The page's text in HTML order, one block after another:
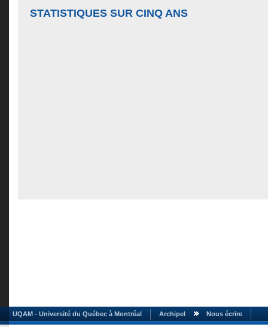
STATISTIQUES SUR CINQ ANS
UQAM - Université du Québec à Montréal Archipel Nous écrire